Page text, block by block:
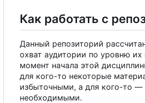
Как работать с
Данный репозиторий
охват аудитории по уровню их
момент начала этой
для кого-то некоторые
избыточными, а для кого-то —
необходимыми.